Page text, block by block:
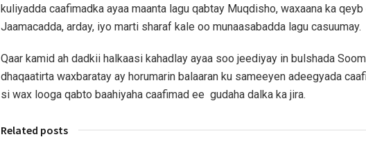
kuliyadda caafimadka ayaa maanta lagu qabtay Muqdisho, waxaana ka
Jaamacadda, arday, iyo marti sharaf kale oo munaasabadda lagu casuumay.
Qaar kamid ah dadkii halkaasi kahadlay ayaa soo jeediyay in bulshada
dhaqaatirta waxbaratay ay horumarin balaaran ku sameeyen adeegyada
si wax looga qabto baahiyaha caafimad ee gudaha dalka ka jira.
Related posts